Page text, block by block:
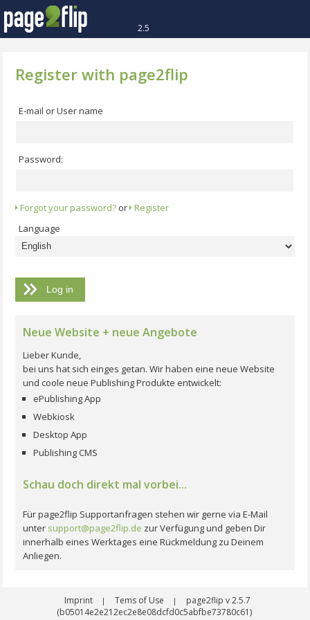
2.5
Register with page2flip
E-mail or User name
Password:
Forgot your password? or Register
Language
Neue Website + neue Angebote
Lieber Kunde,
bei uns hat sich einges getan. Wir haben eine neue Website
und coole neue Publishing Produkte entwickelt:
ePublishing App
Webkiosk
Desktop App
Publishing CMS
Schau doch direkt mal vorbei...
Für page2flip Supportanfragen stehen wir gerne via E-Mail
unter support@page2flip.de zur Verfügung und geben Dir
innerhalb eines Werktages eine Rückmeldung zu Deinem
Anliegen.
Imprint | Tems of Use |
page2flip v 2.5.7
(b05014e2e212ec2e8e08dcfd0c5abfbe73780c61)